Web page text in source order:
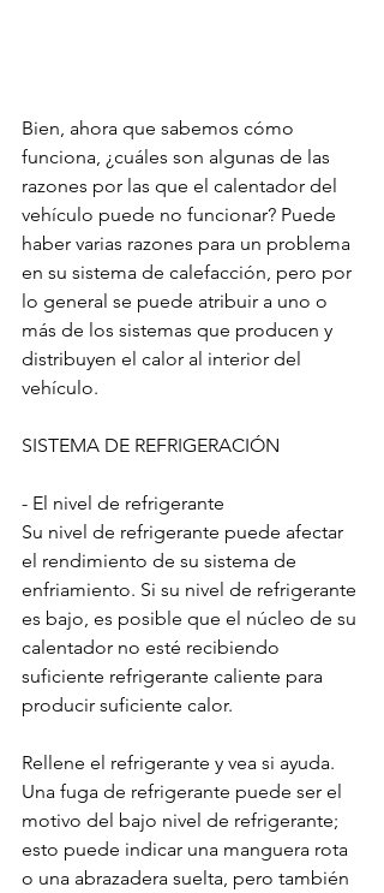
Bien, ahora que sabemos cómo
funciona, ¿cuáles son algunas de las
razones por las que el calentador del
vehículo puede no funcionar? Puede
haber varias razones para un problema
en su sistema de calefacción, pero por
lo general se puede atribuir a uno o
más de los sistemas que producen y
distribuyen el calor al interior del
vehículo.
SISTEMA DE REFRIGERACIÓN
- El nivel de refrigerante
Su nivel de refrigerante puede afectar
el rendimiento de su sistema de
enfriamiento. Si su nivel de refrigerante
es bajo, es posible que el núcleo de su
calentador no esté recibiendo
suficiente refrigerante caliente para
producir suficiente calor.
Rellene el refrigerante y vea si ayuda.
Una fuga de refrigerante puede ser el
motivo del bajo nivel de refrigerante;
esto puede indicar una manguera rota
o una abrazadera suelta, pero también